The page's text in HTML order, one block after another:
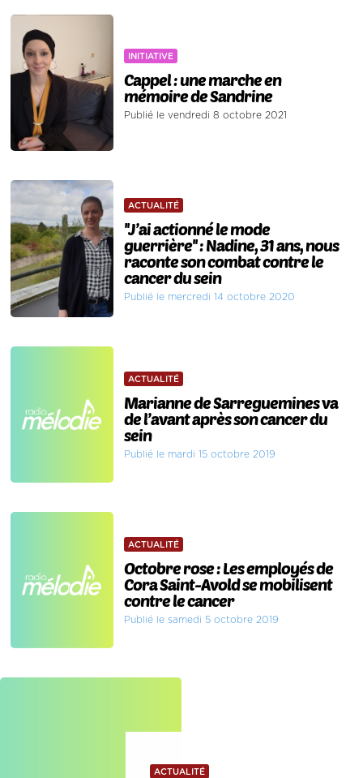
INITIATIVE
Cappel : une marche en
mémoire de Sandrine
Publié le vendredi 8 octobre 2021
ACTUALITÉ
''J’ai actionné le mode
guerrière'' : Nadine, 31 ans, nous
raconte son combat contre le
cancer du sein
Publié le mercredi 14 octobre 2020
ACTUALITÉ
Marianne de Sarreguemines va
de l’avant après son cancer du
sein
Publié le mardi 15 octobre 2019
ACTUALITÉ
Octobre rose : Les employés de
Cora Saint-Avold se mobilisent
contre le cancer
Publié le samedi 5 octobre 2019
ACTUALITÉ